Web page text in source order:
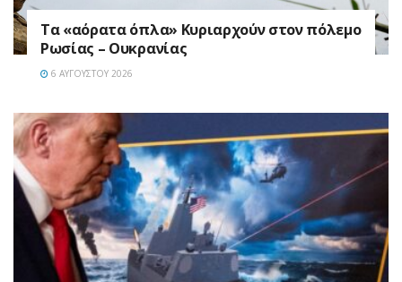
Τα «αόρατα όπλα» Κυριαρχούν στον πόλεμο
Ρωσίας – Ουκρανίας
6 ΑΥΓΟΎΣΤΟΥ 2026